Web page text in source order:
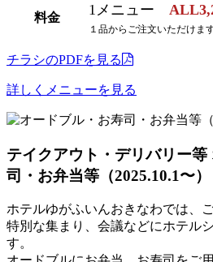
料金 1メニュー
１品からご注文いただけま
チラシのPDFを見る
詳しくメニューを見る
テイクアウト・デリバリー等
司・お弁当等（2025.10.1〜）
ホテルゆがふいんおきなわでは、
特別な集まり、会議などにホテル
す。